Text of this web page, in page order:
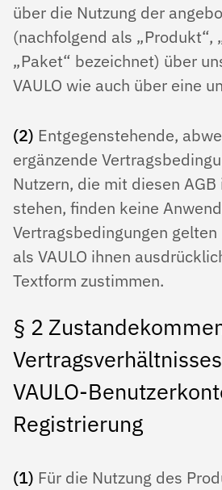
über die Nutzung der
(nachfolgend als „Produkt“,
„Paket“ bezeichnet) über
VAULO wie auch über eine
(2) Entgegenstehende,
ergänzende
Nutzern, die mit diesen
stehen, finden keine
Vertragsbedingungen
als VAULO ihnen
Textform zustimmen.
§ 2
VAULO-
Registrierung
(1) Für die Nutzung des